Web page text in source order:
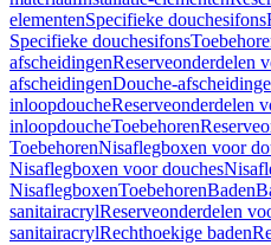
elementenSpecifieke douchesifons
Specifieke douchesifons
afscheidingenReserveonderdelen
afscheidingenDouche-
inloopdoucheReserveonderdelen
inloopdoucheToebehoren
ToebehorenNisaflegboxen voor
Nisaflegboxen voor douches
NisaflegboxenToebehorenBaden
sanitairacrylReserveonderdelen
sanitairacrylRechthoekige baden